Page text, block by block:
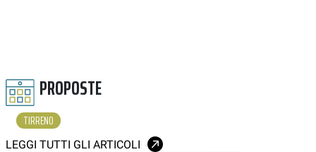
PROPOSTE
TIRRENO
LEGGI TUTTI GLI ARTICOLI